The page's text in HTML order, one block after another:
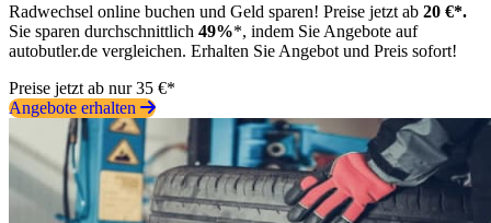
Radwechsel online buchen und Geld sparen! Preise jetzt ab 20 €*.
Sie sparen durchschnittlich 49%*, indem Sie Angebote auf
autobutler.de vergleichen. Erhalten Sie Angebot und Preis sofort!
Preise jetzt ab nur 35 €*
Angebote erhalten